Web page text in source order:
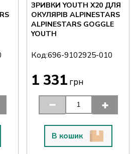
ЗРИВКИ YOUTH X20 ДЛЯ
ОКУЛЯРІВ ALPINESTARS
ALPINESTARS GOGGLE
YOUTH
Код:696-9102925-010
1 331 грн
В кошик